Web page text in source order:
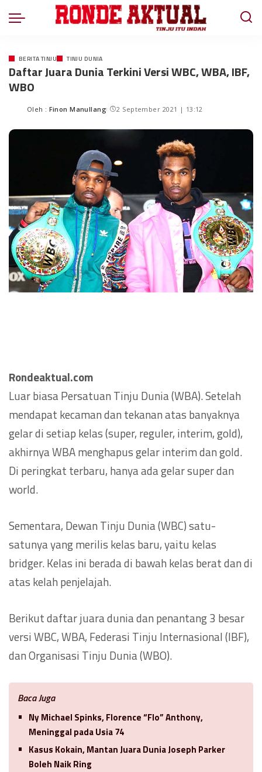
BERITA TINJU TINJU DUNIA
Daftar Juara Dunia Terkini Versi WBC, WBA, IBF,
WBO
Oleh : Finon Manullang 2 September 2021 | 13:12
Rondeaktual.com
Luar biasa Persatuan Tinju Dunia (WBA). Setelah
mendapat kecaman dan tekanan atas banyaknya
gelar di setiap kelas (super, reguler, interim, gold),
akhirnya WBA menghapus gelar interim dan gold.
Di peringkat terbaru, hanya ada gelar super dan
world.
Sementara, Dewan Tinju Dunia (WBC) satu-
satunya yang merilis kelas baru, yaitu kelas
bridger. Kelas ini berada di bawah kelas berat dan di
atas kelah penjelajah.
Berikut daftar juara dunia dan penantang 3 besar
versi WBC, WBA, Federasi Tinju Internasional (IBF),
dan Organisasi Tinju Dunia (WBO).
Baca Juga
Ny Michael Spinks, Florence “Flo” Anthony,
Meninggal pada Usia 74
Kasus Kokain, Mantan Juara Dunia Joseph Parker
Boleh Naik Ring